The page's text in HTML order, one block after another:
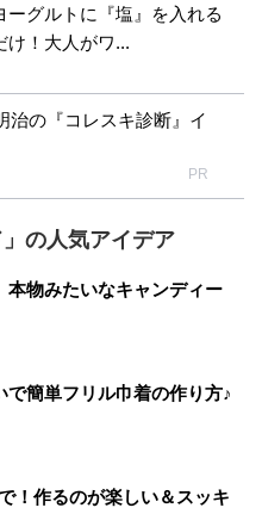
ーグルトに『塩』を入れる
け！大人がワ...
治の『コレスキ診断』イ
PR
」の人気アイデア
本物みたいなキャンディー
で簡単フリル巾着の作り方♪
！作るのが楽しい＆スッキ